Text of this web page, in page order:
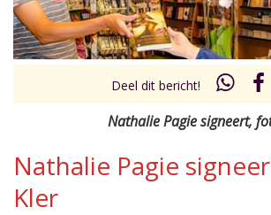
Deel dit bericht!
Nathalie Pagie signeert,
Nathalie Pagie
Kler